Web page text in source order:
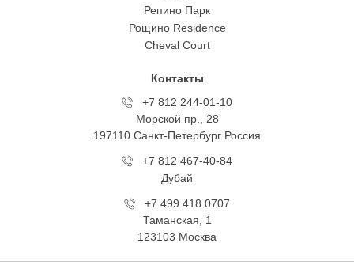
Репино Парк
Рощино Residence
Cheval Court
Контакты
+7 812 244-01-10
Морской пр., 28
197110 Санкт-Петербург Росcия
+7 812 467-40-84
Дубай
+7 499 418 0707
Таманская, 1
123103 Москва